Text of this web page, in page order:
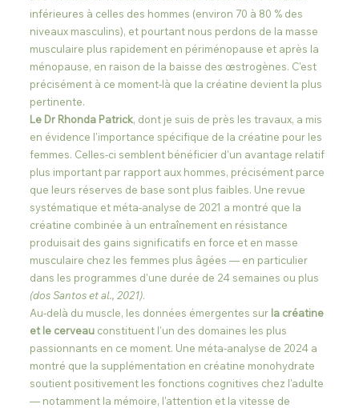
inférieures à celles des hommes (environ 70 à 80 % des
niveaux masculins), et pourtant nous perdons de la masse
musculaire plus rapidement en périménopause et après la
ménopause, en raison de la baisse des œstrogènes. C'est
précisément à ce moment-là que la créatine devient la plus
pertinente.
Le Dr Rhonda Patrick, dont je suis de près les travaux, a mis
en évidence l'importance spécifique de la créatine pour les
femmes. Celles-ci semblent bénéficier d'un avantage relatif
plus important par rapport aux hommes, précisément parce
que leurs réserves de base sont plus faibles. Une revue
systématique et méta-analyse de 2021 a montré que la
créatine combinée à un entraînement en résistance
produisait des gains significatifs en force et en masse
musculaire chez les femmes plus âgées — en particulier
dans les programmes d'une durée de 24 semaines ou plus
(dos Santos et al., 2021).
Au-delà du muscle, les données émergentes sur la créatine
et le cerveau constituent l'un des domaines les plus
passionnants en ce moment. Une méta-analyse de 2024 a
montré que la supplémentation en créatine monohydrate
soutient positivement les fonctions cognitives chez l'adulte
— notamment la mémoire, l'attention et la vitesse de